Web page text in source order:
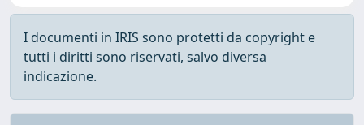
I documenti in IRIS sono protetti da copyright e
tutti i diritti sono riservati, salvo diversa
indicazione.